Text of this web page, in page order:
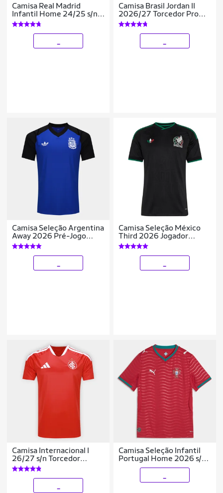
Camisa Real Madrid
Infantil Home 24/25 s/n°
Torcedor Adidas
Camisa Brasil Jordan II
2026/27 Torcedor Pro
Masculina
Camisa Seleção Argentina
Away 2026 Pré-Jogo
Adidas Originals
Masculina
Camisa Seleção México
Third 2026 Jogador
Adidas Originals
Masculina
Camisa Internacional I
26/27 s/n Torcedor
Adidas Masculina
Camisa Seleção Infantil
Portugal Home 2026 s/n
Torcedor Puma